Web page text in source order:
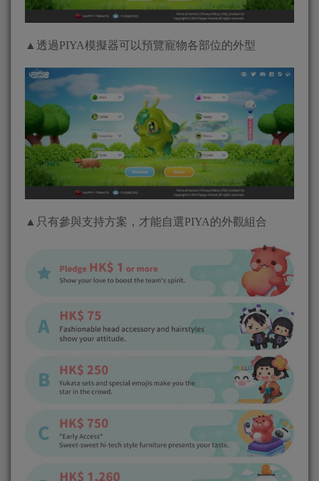
▲透過PIYA模擬器可以預覽寵物各部位的外型
▲只有參與支持方案，才能自選PIYA的外觀組合